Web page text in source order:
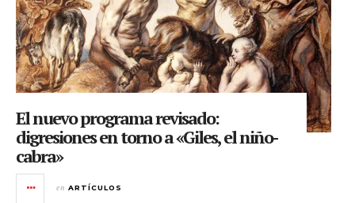
El nuevo programa revisado:
digresiones en torno a «Giles, el niño-
cabra»
en ARTÍCULOS